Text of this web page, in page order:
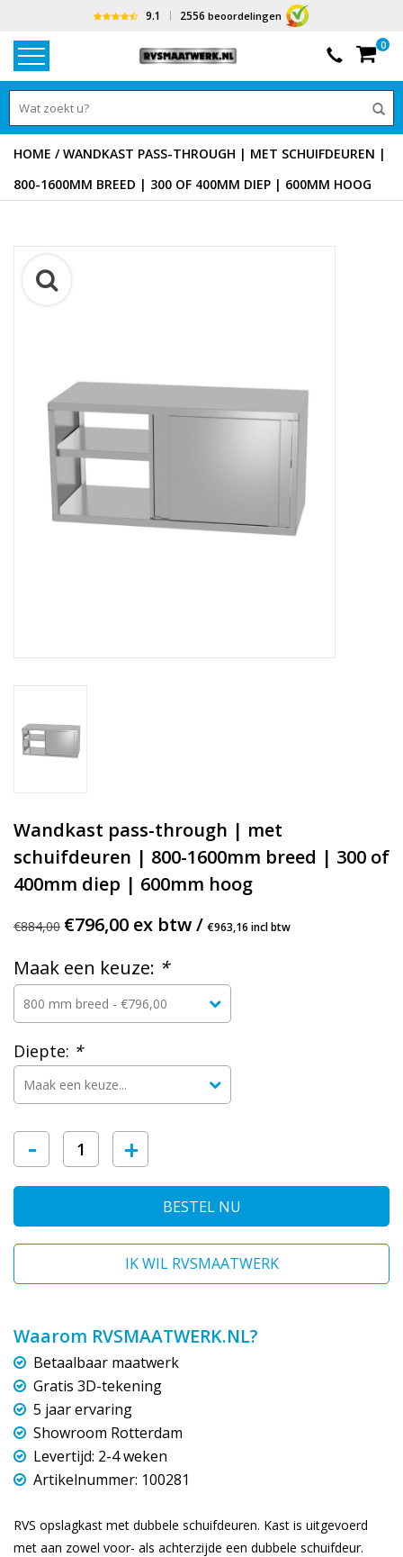
9.1 2556 beoordelingen
0
HOME /WANDKAST PASS-THROUGH | MET SCHUIFDEUREN |
800-1600MM BREED | 300 OF 400MM DIEP | 600MM HOOG
Wandkast pass-through | met
schuifdeuren | 800-1600mm breed | 300 of
400mm diep | 600mm hoog
€884,00 €796,00 ex btw /€963,16 incl btw
Maak een keuze: *
Diepte: *
- +
BESTEL NU
IK WIL RVSMAATWERK
Waarom RVSMAATWERK.NL?
Betaalbaar maatwerk
Gratis 3D-tekening
5 jaar ervaring
Showroom Rotterdam
Levertijd: 2-4 weken
Artikelnummer: 100281
RVS opslagkast met dubbele schuifdeuren. Kast is uitgevoerd
met aan zowel voor- als achterzijde een dubbele schuifdeur.